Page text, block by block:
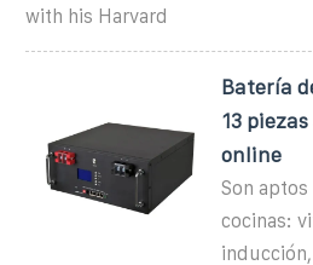
with his Harvard
Batería
13
online
Son
cocinas: